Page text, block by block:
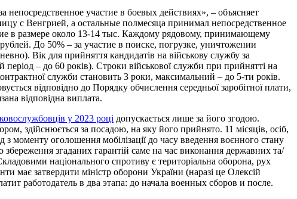
участие в боевых действиях», – объясняет
с Венгрией, а остальные полмесяца принимал непосредственное
в размере около 13-14 тыс. Каждому рядовому, принимающему
До 50% – за участие в поиске, погрузке, уничтожении
Вік для прийняття кандидатів на військову службу за
– до 60 років). Строки військової служби при прийнятті на
служби становить 3 роки, максимальний – до 5-ти років.
відповідно до Порядку обчислення середньої заробітної плати,
відповідна виплата.
у 2023 році допускається лише за його згодою.
здійснюється за посадою, на яку його прийнято. 11 місяців, осіб,
з моменту оголошення мобілізації до часу введення воєнного стану
згаданих гарантій саме на час виконання державних та/
національного спротиву є територіальна оборона, рух
має затвердити міністр оборони України (наразі це Олексій
работодатель в два этапа: до начала военных сборов и после.